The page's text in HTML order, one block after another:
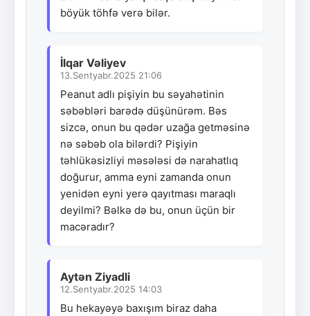
böyük töhfə verə bilər.
İlqar Vəliyev
13.Sentyabr.2025 21:06
Peanut adlı pişiyin bu səyahətinin
səbəbləri barədə düşünürəm. Bəs
sizcə, onun bu qədər uzağa getməsinə
nə səbəb ola bilərdi? Pişiyin
təhlükəsizliyi məsələsi də narahatlıq
doğurur, amma eyni zamanda onun
yenidən eyni yerə qayıtması maraqlı
deyilmi? Bəlkə də bu, onun üçün bir
macəradır?
Aytən Ziyadli
12.Sentyabr.2025 14:03
Bu hekayəyə baxışım biraz daha